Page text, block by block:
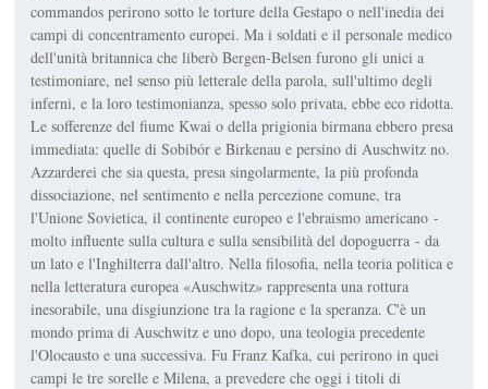
commandos perirono sotto le torture della Gestapo o nell'inedia dei
campi di concentramento europei. Ma i soldati e il personale medico
dell'unità britannica che liberò Bergen-Belsen furono gli unici a
testimoniare, nel senso più letterale della parola, sull'ultimo degli
inferni, e la loro testimonianza, spesso solo privata, ebbe eco ridotta.
Le sofferenze del fiume Kwai o della prigionia birmana ebbero presa
immediata: quelle di Sobibór e Birkenau e persino di Auschwitz no.
Azzarderei che sia questa, presa singolarmente, la più profonda
dissociazione, nel sentimento e nella percezione comune, tra
l'Unione Sovietica, il continente europeo e l'ebraismo americano -
molto influente sulla cultura e sulla sensibilità del dopoguerra - da
un lato e l'Inghilterra dall'altro. Nella filosofia, nella teoria politica e
nella letteratura europea «Auschwitz» rappresenta una rottura
inesorabile, una disgiunzione tra la ragione e la speranza. C'è un
mondo prima di Auschwitz e uno dopo, una teologia precedente
l'Olocausto e una successiva. Fu Franz Kafka, cui perirono in quei
campi le tre sorelle e Milena, a prevedere che oggi i titoli di